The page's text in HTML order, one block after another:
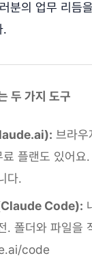
분의 업무 리듬
.
두 가지 도구
브라우
플랜도 있어요
다.
Code):
. 폴더와 파일을
code